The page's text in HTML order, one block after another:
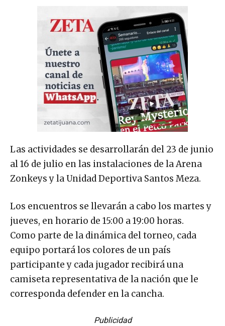
Las actividades se desarrollarán del 23 de junio
al 16 de julio en las instalaciones de la Arena
Zonkeys y la Unidad Deportiva Santos Meza.
Los encuentros se llevarán a cabo los martes y
jueves, en horario de 15:00 a 19:00 horas.
Como parte de la dinámica del torneo, cada
equipo portará los colores de un país
participante y cada jugador recibirá una
camiseta representativa de la nación que le
corresponda defender en la cancha.
Publicidad